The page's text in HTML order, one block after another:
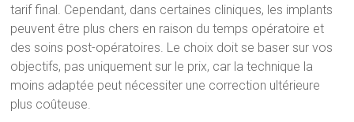
tarif final. Cependant, dans certaines cliniques, les implants
peuvent être plus chers en raison du temps opératoire et
des soins post-opératoires. Le choix doit se baser sur vos
objectifs, pas uniquement sur le prix, car la technique la
moins adaptée peut nécessiter une correction ultérieure
plus coûteuse.